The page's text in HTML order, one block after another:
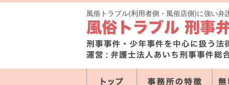
風俗トラブル(利用者側・風俗店側)に強い